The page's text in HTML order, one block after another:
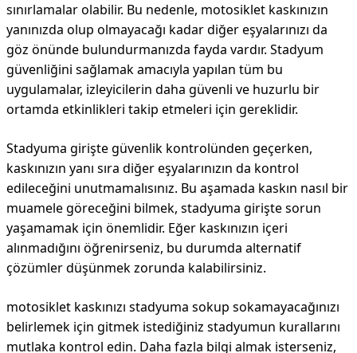
sınırlamalar olabilir. Bu nedenle, motosiklet kaskınızın
yanınızda olup olmayacağı kadar diğer eşyalarınızı da
göz önünde bulundurmanızda fayda vardır. Stadyum
güvenliğini sağlamak amacıyla yapılan tüm bu
uygulamalar, izleyicilerin daha güvenli ve huzurlu bir
ortamda etkinlikleri takip etmeleri için gereklidir.
Stadyuma girişte güvenlik kontrolünden geçerken,
kaskınızın yanı sıra diğer eşyalarınızın da kontrol
edileceğini unutmamalısınız. Bu aşamada kaskın nasıl bir
muamele göreceğini bilmek, stadyuma girişte sorun
yaşamamak için önemlidir. Eğer kaskınızın içeri
alınmadığını öğrenirseniz, bu durumda alternatif
çözümler düşünmek zorunda kalabilirsiniz.
motosiklet kaskınızı stadyuma sokup sokamayacağınızı
belirlemek için gitmek istediğiniz stadyumun kurallarını
mutlaka kontrol edin. Daha fazla bilgi almak isterseniz,